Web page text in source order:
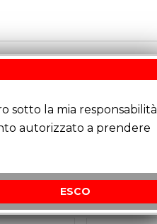
sotto la mia responsabilità
autorizzato a prendere
ESCO